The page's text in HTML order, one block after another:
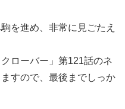
を進め、非常に見ごたえ
ローバー」第121話のネ
すので、最後までしっか